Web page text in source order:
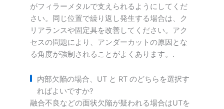
がフィラーメタルで支えられるようにしてくだ
さい。同じ位置で繰り返し発生する場合は、ク
リアランスや固定具を改善してください。アク
セスの問題により、アンダーカットの原因とな
る角度が強制されることがよくあります。.
内部欠陥の場合、UT と RT のどちらを選択す
ればよいですか?
融合不良などの面状欠陥が疑われる場合はUTを